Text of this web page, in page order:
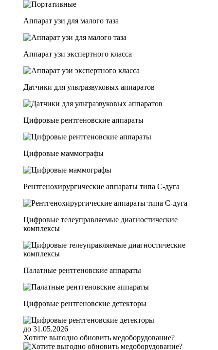
Аппарат узи для малого таза
Аппарат узи экспертного класса
Датчики для ультразвуковых аппаратов
Цифровые рентгеновские аппараты
Цифровые маммографы
Рентгенохирургические аппараты типа C-дуга
Цифровые телеуправляемые диагностические
комплексы
Палатные рентгеновские аппараты
Цифровые рентгеновские детекторы
до 31.05.2026
Хотите выгодно обновить медоборудование?